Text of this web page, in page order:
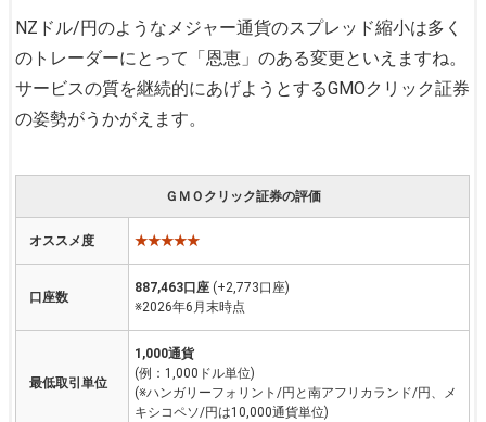
NZドル/円のようなメジャー通貨のスプレッド縮小は多く
のトレーダーにとって「恩恵」のある変更といえますね。
サービスの質を継続的にあげようとするGMOクリック証券
の姿勢がうかがえます。
ＧＭＯクリック証券の評価
オススメ度 ★★★★★
口座数
887,463口座 (+2,773口座)
※2026年6月末時点
最低取引単位
1,000通貨
(例：1,000ドル単位)
(※ハンガリーフォリント/円と南アフリカランド/円、メ
キシコペソ/円は10,000通貨単位)